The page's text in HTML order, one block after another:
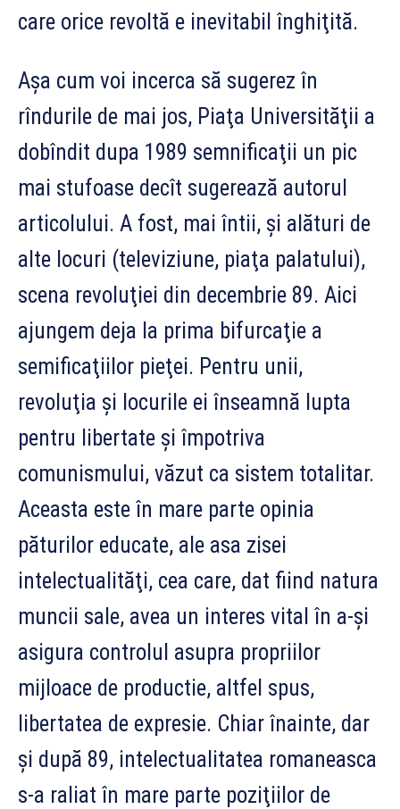
care orice revoltă e inevitabil înghiţită.
Aşa cum voi incerca să sugerez în
rîndurile de mai jos, Piaţa Universităţii a
dobîndit dupa 1989 semnificaţii un pic
mai stufoase decît sugerează autorul
articolului. A fost, mai întii, şi alături de
alte locuri (televiziune, piaţa palatului),
scena revoluţiei din decembrie 89. Aici
ajungem deja la prima bifurcaţie a
semificaţiilor pieţei. Pentru unii,
revoluţia şi locurile ei înseamnă lupta
pentru libertate şi împotriva
comunismului, văzut ca sistem totalitar.
Aceasta este în mare parte opinia
păturilor educate, ale asa zisei
intelectualităţi, cea care, dat fiind natura
muncii sale, avea un interes vital în a-şi
asigura controlul asupra propriilor
mijloace de productie, altfel spus,
libertatea de expresie. Chiar înainte, dar
şi după 89, intelectualitatea romaneasca
s-a raliat în mare parte poziţiilor de